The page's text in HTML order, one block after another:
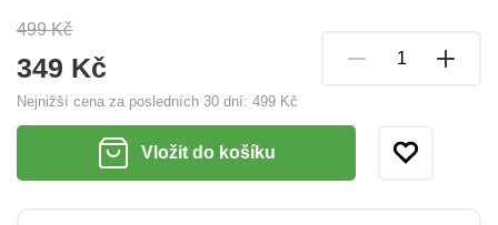
499 Kč
349 Kč
Nejnižší cena za posledních 30 dní: 499 Kč
Vložit do košíku